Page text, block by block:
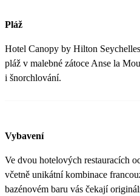
Pláž
Hotel Canopy by Hilton
pláž v malebné zátoce Anse la
i šnorchlování.
Vybavení
Ve dvou hotelových restauracích
včetně unikátní kombinace
bazénovém baru vás čekají